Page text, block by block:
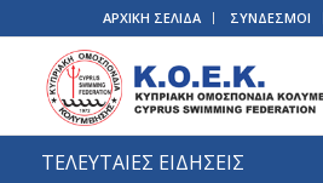
ΑΡΧΙΚΗ ΣΕΛΙΔΑ ΣΥΝΔΕΣΜΟΙ
ΤΕΛΕΥΤΑΙΕΣ ΕΙΔΗΣΕΙΣ